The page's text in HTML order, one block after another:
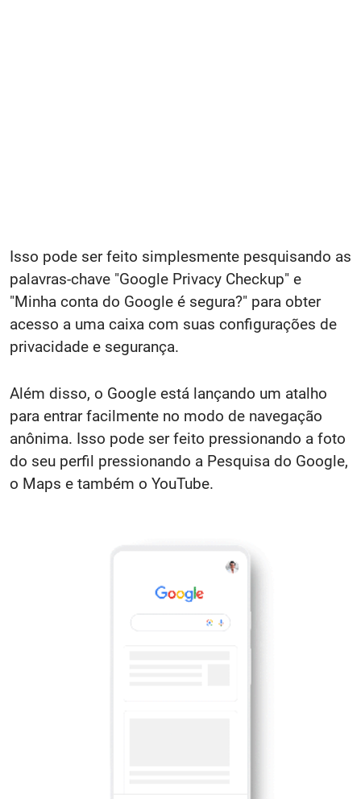
Isso pode ser feito simplesmente pesquisando as
palavras-chave "Google Privacy Checkup" e
"Minha conta do Google é segura?" para obter
acesso a uma caixa com suas configurações de
privacidade e segurança.
Além disso, o Google está lançando um atalho
para entrar facilmente no modo de navegação
anônima. Isso pode ser feito pressionando a foto
do seu perfil pressionando a Pesquisa do Google,
o Maps e também o YouTube.